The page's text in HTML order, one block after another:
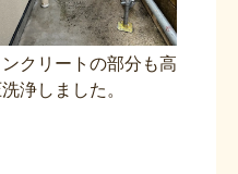
ンクリートの部分も高
浄しました。